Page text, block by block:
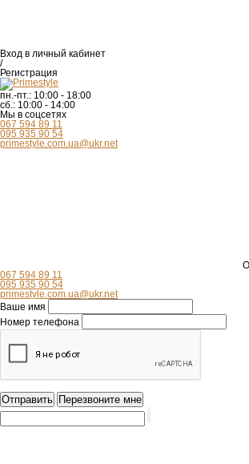
Вход в личный кабинет
/
Регистрация
пн.-пт.: 10:00 - 18:00
сб.: 10:00 - 14:00
Мы в соцсетях
067 594 89 11
095 935 90 54
primestyle.com.ua@ukr.net
067 594 89 11
095 935 90 54
primestyle.com.ua@ukr.net
Ваше имя
Номер телефона